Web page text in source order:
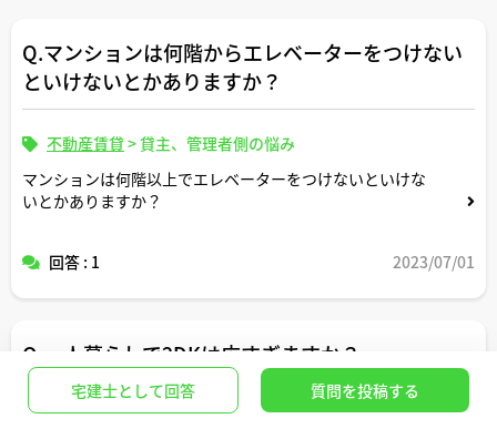
Q.マンションは何階からエレベーターをつけない
といけないとかありますか？
不動産賃貸 >貸主、管理者側の悩み
マンションは何階以上でエレベーターをつけないといけな
いとかありますか？
回答 : 1 2023/07/01
Q.一人暮らしで2DKは広すぎますか？
不動産賃貸>物件選び・物件レビュー
宅建士として回答 質問を投稿する